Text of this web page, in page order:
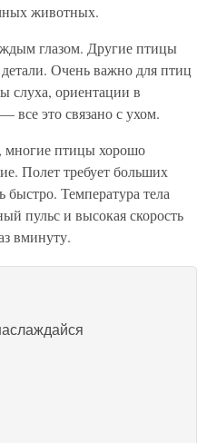
животных.
глазом. Другие птицы
Очень важно для птиц
слуха, ориентации в
все это связано с ухом.
многие птицы хорошо
Полет требует больших
быстро. Температура тела
пульс и высокая скорость
вминуту.